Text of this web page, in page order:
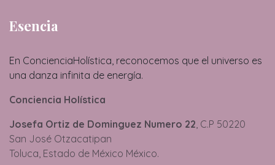
Esencia
En ConcienciaHolística, reconocemos que el universo es
una danza infinita de energía.
Conciencia Holística
Josefa Ortiz de Dominguez Numero 22, C.P 50220
San José Otzacatipan
Toluca, Estado de México México.